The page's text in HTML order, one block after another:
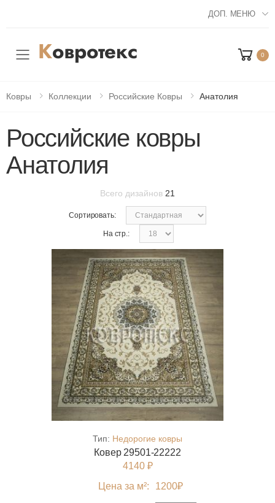
ДОП. МЕНЮ
Мобильное меню 0
Ковры Коллекции Российские Ковры Анатолия
Российские ковры
Анатолия
Всего дизайнов 21
Сортировать:
На стр.:
Тип: Недорогие ковры
Ковер 29501-22222
4140 ₽
Цена за м²:
1200₽